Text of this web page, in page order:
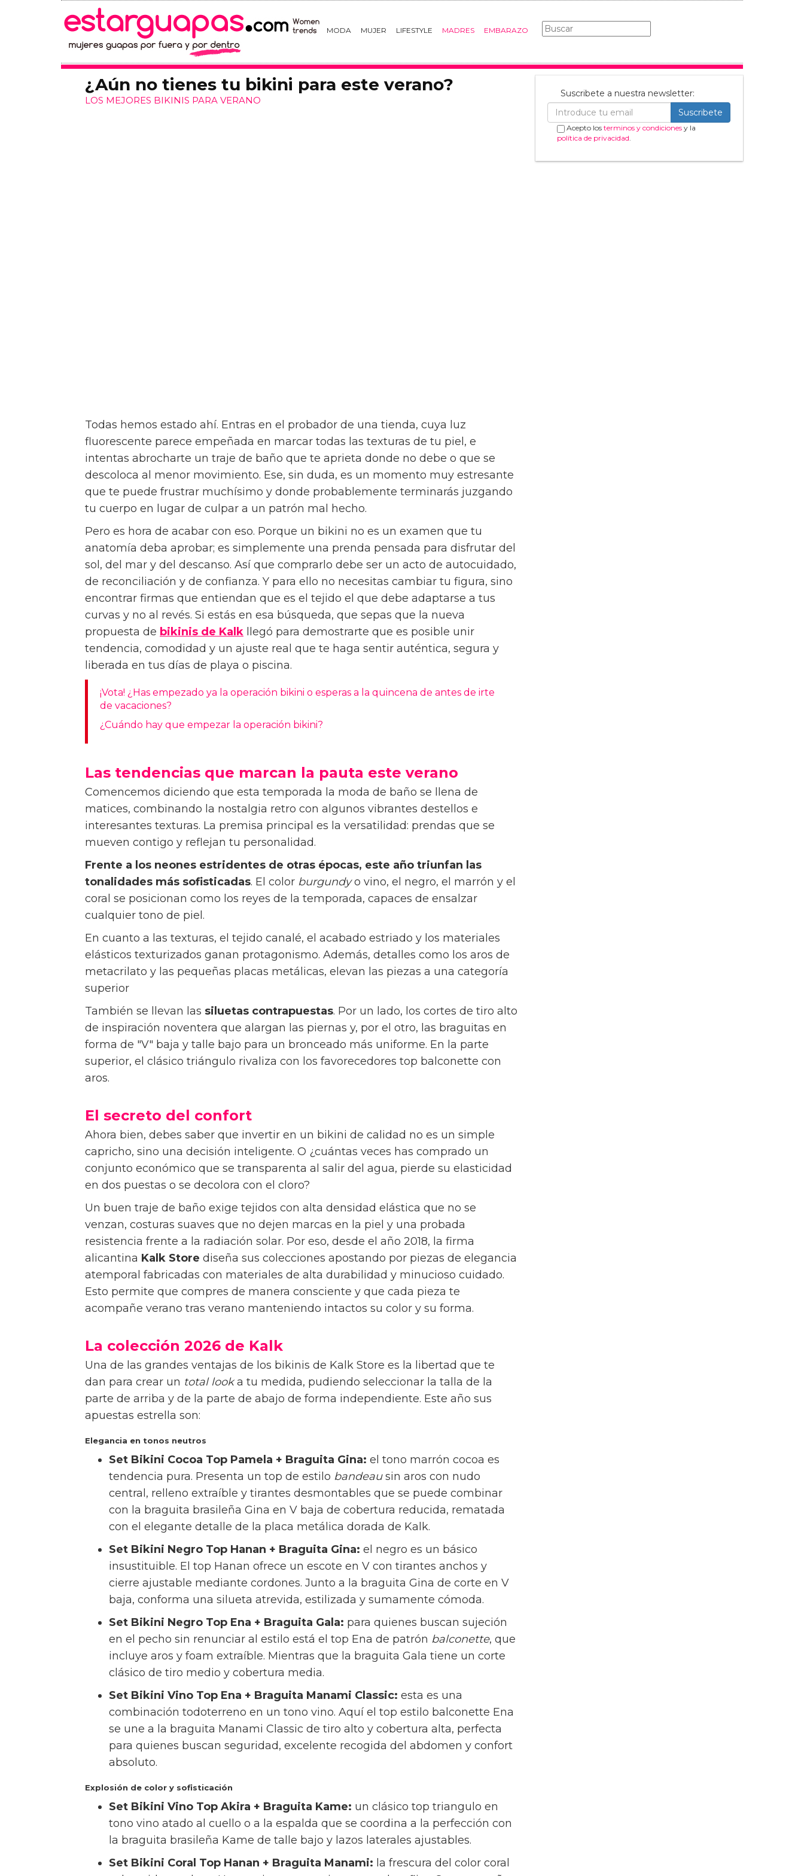
MODA MUJER LIFESTYLE MADRES EMBARAZO
¿Aún no tienes tu bikini para este verano?
LOS MEJORES BIKINIS PARA VERANO
Todas hemos estado ahí. Entras en el probador de una tienda, cuya luz
fluorescente parece empeñada en marcar todas las texturas de tu piel, e
intentas abrocharte un traje de baño que te aprieta donde no debe o que se
descoloca al menor movimiento. Ese, sin duda, es un momento muy estresante
que te puede frustrar muchísimo y donde probablemente terminarás juzgando
tu cuerpo en lugar de culpar a un patrón mal hecho.
Pero es hora de acabar con eso. Porque un bikini no es un examen que tu
anatomía deba aprobar; es simplemente una prenda pensada para disfrutar del
sol, del mar y del descanso. Así que comprarlo debe ser un acto de autocuidado,
de reconciliación y de confianza. Y para ello no necesitas cambiar tu figura, sino
encontrar firmas que entiendan que es el tejido el que debe adaptarse a tus
curvas y no al revés. Si estás en esa búsqueda, que sepas que la nueva
propuesta de bikinis de Kalk llegó para demostrarte que es posible unir
tendencia, comodidad y un ajuste real que te haga sentir auténtica, segura y
liberada en tus días de playa o piscina.
¡Vota! ¿Has empezado ya la operación bikini o esperas a la quincena de antes de irte
de vacaciones?
¿Cuándo hay que empezar la operación bikini?
Las tendencias que marcan la pauta este verano
Comencemos diciendo que esta temporada la moda de baño se llena de
matices, combinando la nostalgia retro con algunos vibrantes destellos e
interesantes texturas. La premisa principal es la versatilidad: prendas que se
mueven contigo y reflejan tu personalidad.
Frente a los neones estridentes de otras épocas, este año triunfan las
tonalidades más sofisticadas. El color burgundyo vino, el negro, el marrón y el
coral se posicionan como los reyes de la temporada, capaces de ensalzar
cualquier tono de piel.
En cuanto a las texturas, el tejido canalé, el acabado estriado y los materiales
elásticos texturizados ganan protagonismo. Además, detalles como los aros de
metacrilato y las pequeñas placas metálicas, elevan las piezas a una categoría
superior
También se llevan las siluetas contrapuestas. Por un lado, los cortes de tiro alto
de inspiración noventera que alargan las piernas y, por el otro, las braguitas en
forma de "V" baja y talle bajo para un bronceado más uniforme. En la parte
superior, el clásico triángulo rivaliza con los favorecedores top balconette con
aros.
El secreto del confort
Ahora bien, debes saber que invertir en un bikini de calidad no es un simple
capricho, sino una decisión inteligente. O ¿cuántas veces has comprado un
conjunto económico que se transparenta al salir del agua, pierde su elasticidad
en dos puestas o se decolora con el cloro?
Un buen traje de baño exige tejidos con alta densidad elástica que no se
venzan, costuras suaves que no dejen marcas en la piel y una probada
resistencia frente a la radiación solar. Por eso, desde el año 2018, la firma
alicantina Kalk Store diseña sus colecciones apostando por piezas de elegancia
atemporal fabricadas con materiales de alta durabilidad y minucioso cuidado.
Esto permite que compres de manera consciente y que cada pieza te
acompañe verano tras verano manteniendo intactos su color y su forma.
La colección 2026 de Kalk
Una de las grandes ventajas de los bikinis de Kalk Store es la libertad que te
dan para crear un total looka tu medida, pudiendo seleccionar la talla de la
parte de arriba y de la parte de abajo de forma independiente. Este año sus
apuestas estrella son:
Elegancia en tonos neutros
Set Bikini Cocoa Top Pamela + Braguita Gina: el tono marrón cocoa es
tendencia pura. Presenta un top de estilo bandeausin aros con nudo
central, relleno extraíble y tirantes desmontables que se puede combinar
con la braguita brasileña Gina en V baja de cobertura reducida, rematada
con el elegante detalle de la placa metálica dorada de Kalk.
Set Bikini Negro Top Hanan + Braguita Gina: el negro es un básico
insustituible. El top Hanan ofrece un escote en V con tirantes anchos y
cierre ajustable mediante cordones. Junto a la braguita Gina de corte en V
baja, conforma una silueta atrevida, estilizada y sumamente cómoda.
Set Bikini Negro Top Ena + Braguita Gala: para quienes buscan sujeción
en el pecho sin renunciar al estilo está el top Ena de patrón balconette, que
incluye aros y foam extraíble. Mientras que la braguita Gala tiene un corte
clásico de tiro medio y cobertura media.
Set Bikini Vino Top Ena + Braguita Manami Classic: esta es una
combinación todoterreno en un tono vino. Aquí el top estilo balconette Ena
se une a la braguita Manami Classic de tiro alto y cobertura alta, perfecta
para quienes buscan seguridad, excelente recogida del abdomen y confort
absoluto.
Explosión de color y sofisticación
Set Bikini Vino Top Akira + Braguita Kame: un clásico top triangulo en
tono vino atado al cuello o a la espalda que se coordina a la perfección con
la braguita brasileña Kame de talle bajo y lazos laterales ajustables.
Set Bikini Coral Top Hanan + Braguita Manami: la frescura del color coral
Suscribete a nuestra newsletter:
Suscribete
Acepto los terminos y condicionesy la
política de privacidad.